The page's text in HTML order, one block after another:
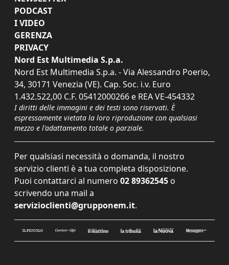
PODCAST
I VIDEO
GERENZA
PRIVACY
Nord Est Multimedia S.p.a.
Nord Est Multimedia S.p.a. - Via Alessandro Poerio,
34, 30171 Venezia (VE). Cap. Soc. i.v. Euro
1.432.522,00 C.F. 05412000266 e REA VE-454332
I diritti delle immagini e dei testi sono riservati. È
espressamente vietata la loro riproduzione con qualsiasi
mezzo e l'adattamento totale o parziale.
Per qualsiasi necessità o domanda, il nostro
servizio clienti è a tua completa disposizione.
Puoi contattarci al numero 02 89362545 o
scrivendo una mail a
servizioclienti@grupponem.it.